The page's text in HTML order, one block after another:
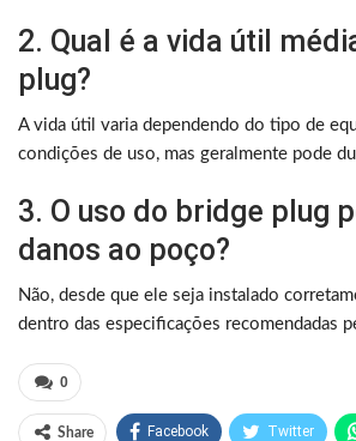
2. Qual é a vida útil
plug?
A vida útil varia dependendo do tipo de
condições de uso, mas geralmente pode
3. O uso do bridge plug
danos ao poço?
Não, desde que ele seja instalado
dentro das especificações recomendadas
0
Share Facebook Twitter